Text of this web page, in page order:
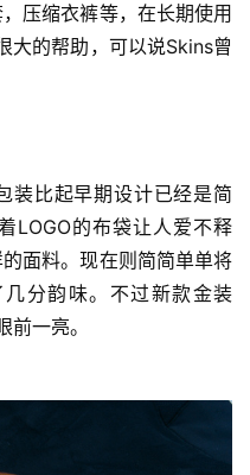
压缩衣裤等，在长期使用
大的帮助，可以说Skins曾
LOGO的布袋让人爱不释
面料。现在则简简单单将
分韵味。不过新款金装
一亮。